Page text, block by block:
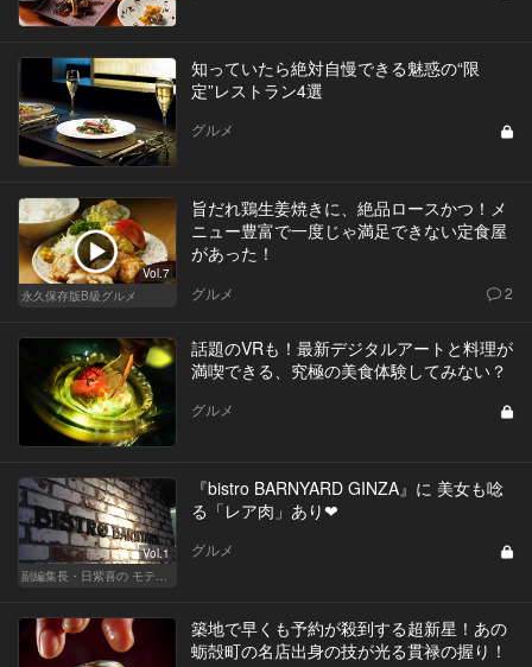
知っていたら絶対自慢できる魅惑の“限
定”レストラン4選
グルメ
Vol.7
永久保存版B級グルメ
旨だれ鶏生姜焼きに、絶品ロースかつ！メ
ニュー豊富で一度じゃ満足できない定食屋
があった！
グルメ 2
話題のVRも！最新デジタルアートと料理が
満喫できる、究極の美食体験してみない？
グルメ
Vol.1
副編集長・日紫喜の モテる目線のレストラン選び
『bistro BARNYARD GINZA』に 美女も唸
る「レア肉」あり❤
グルメ
築地で早くも予約が殺到する超新星！あの
蛎殻町の名店出身の技が光る貫禄の握り！